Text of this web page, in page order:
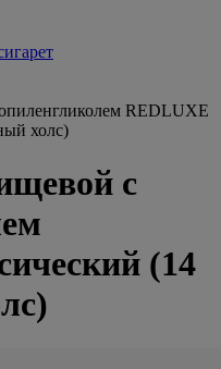
REDLUXE
холс)
с
(14